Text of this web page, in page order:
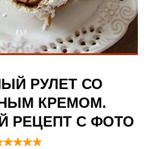
РУЛЕТ СО
КРЕМОМ.
РЕЦЕПТ С ФОТО